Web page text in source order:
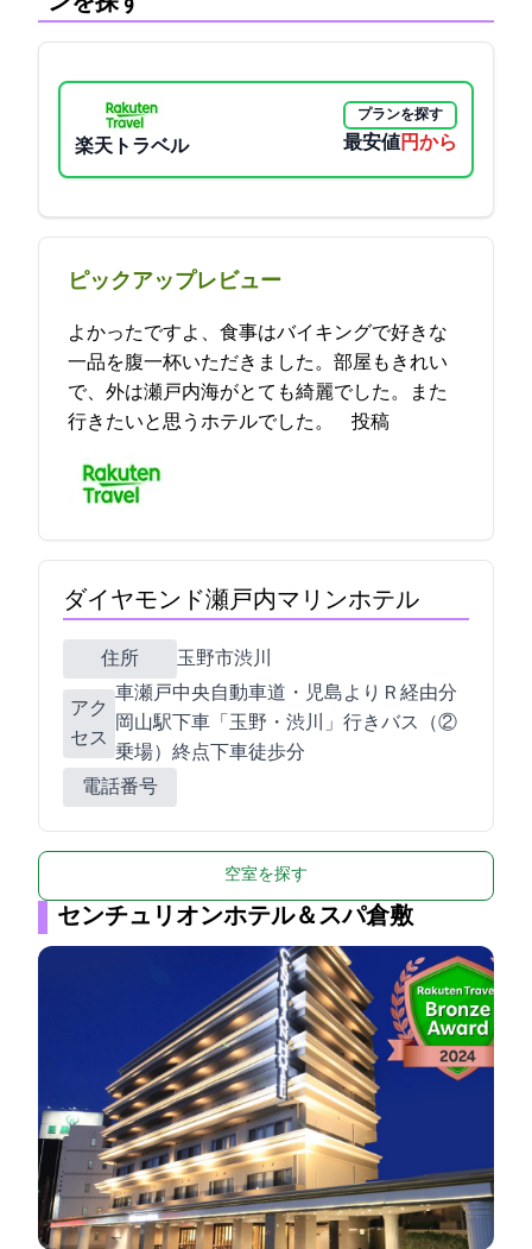
楽天トラベル
プランを探す
最安値6000円から
ピックアップレビュー
よかったですよ、食事はバイキングで好きな
一品を腹一杯いただきました。部屋もきれい
で、外は瀬戸内海がとても綺麗でした。また
行きたいと思うホテルでした。 2021-12-11 20:47:13投稿
ダイヤモンド瀬戸内マリンホテル
住所 玉野市渋川2-12-1
アク
セス
(車)瀬戸中央自動車道・児島ICよりＲ430経由25分(JR)
岡山駅下車「玉野・渋川」行きバス（②
乗場）終点下車徒歩0分
電話番号
空室を探す
センチュリオンホテル＆スパ倉敷